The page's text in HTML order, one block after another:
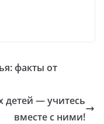
факты от
детей — учитесь
вместе с ними!